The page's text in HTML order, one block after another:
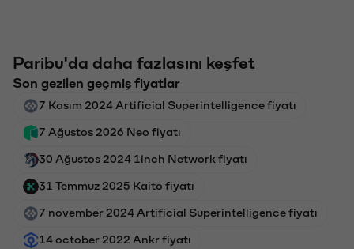
Paribu'da daha fazlasını keşfet
Son gezilen geçmiş fiyatlar
7 Kasım 2024 Artificial Superintelligence fiyatı
7 Ağustos 2026 Neo fiyatı
30 Ağustos 2024 1inch Network fiyatı
31 Temmuz 2025 Kaito fiyatı
7 november 2024 Artificial Superintelligence fiyatı
14 october 2022 Ankr fiyatı